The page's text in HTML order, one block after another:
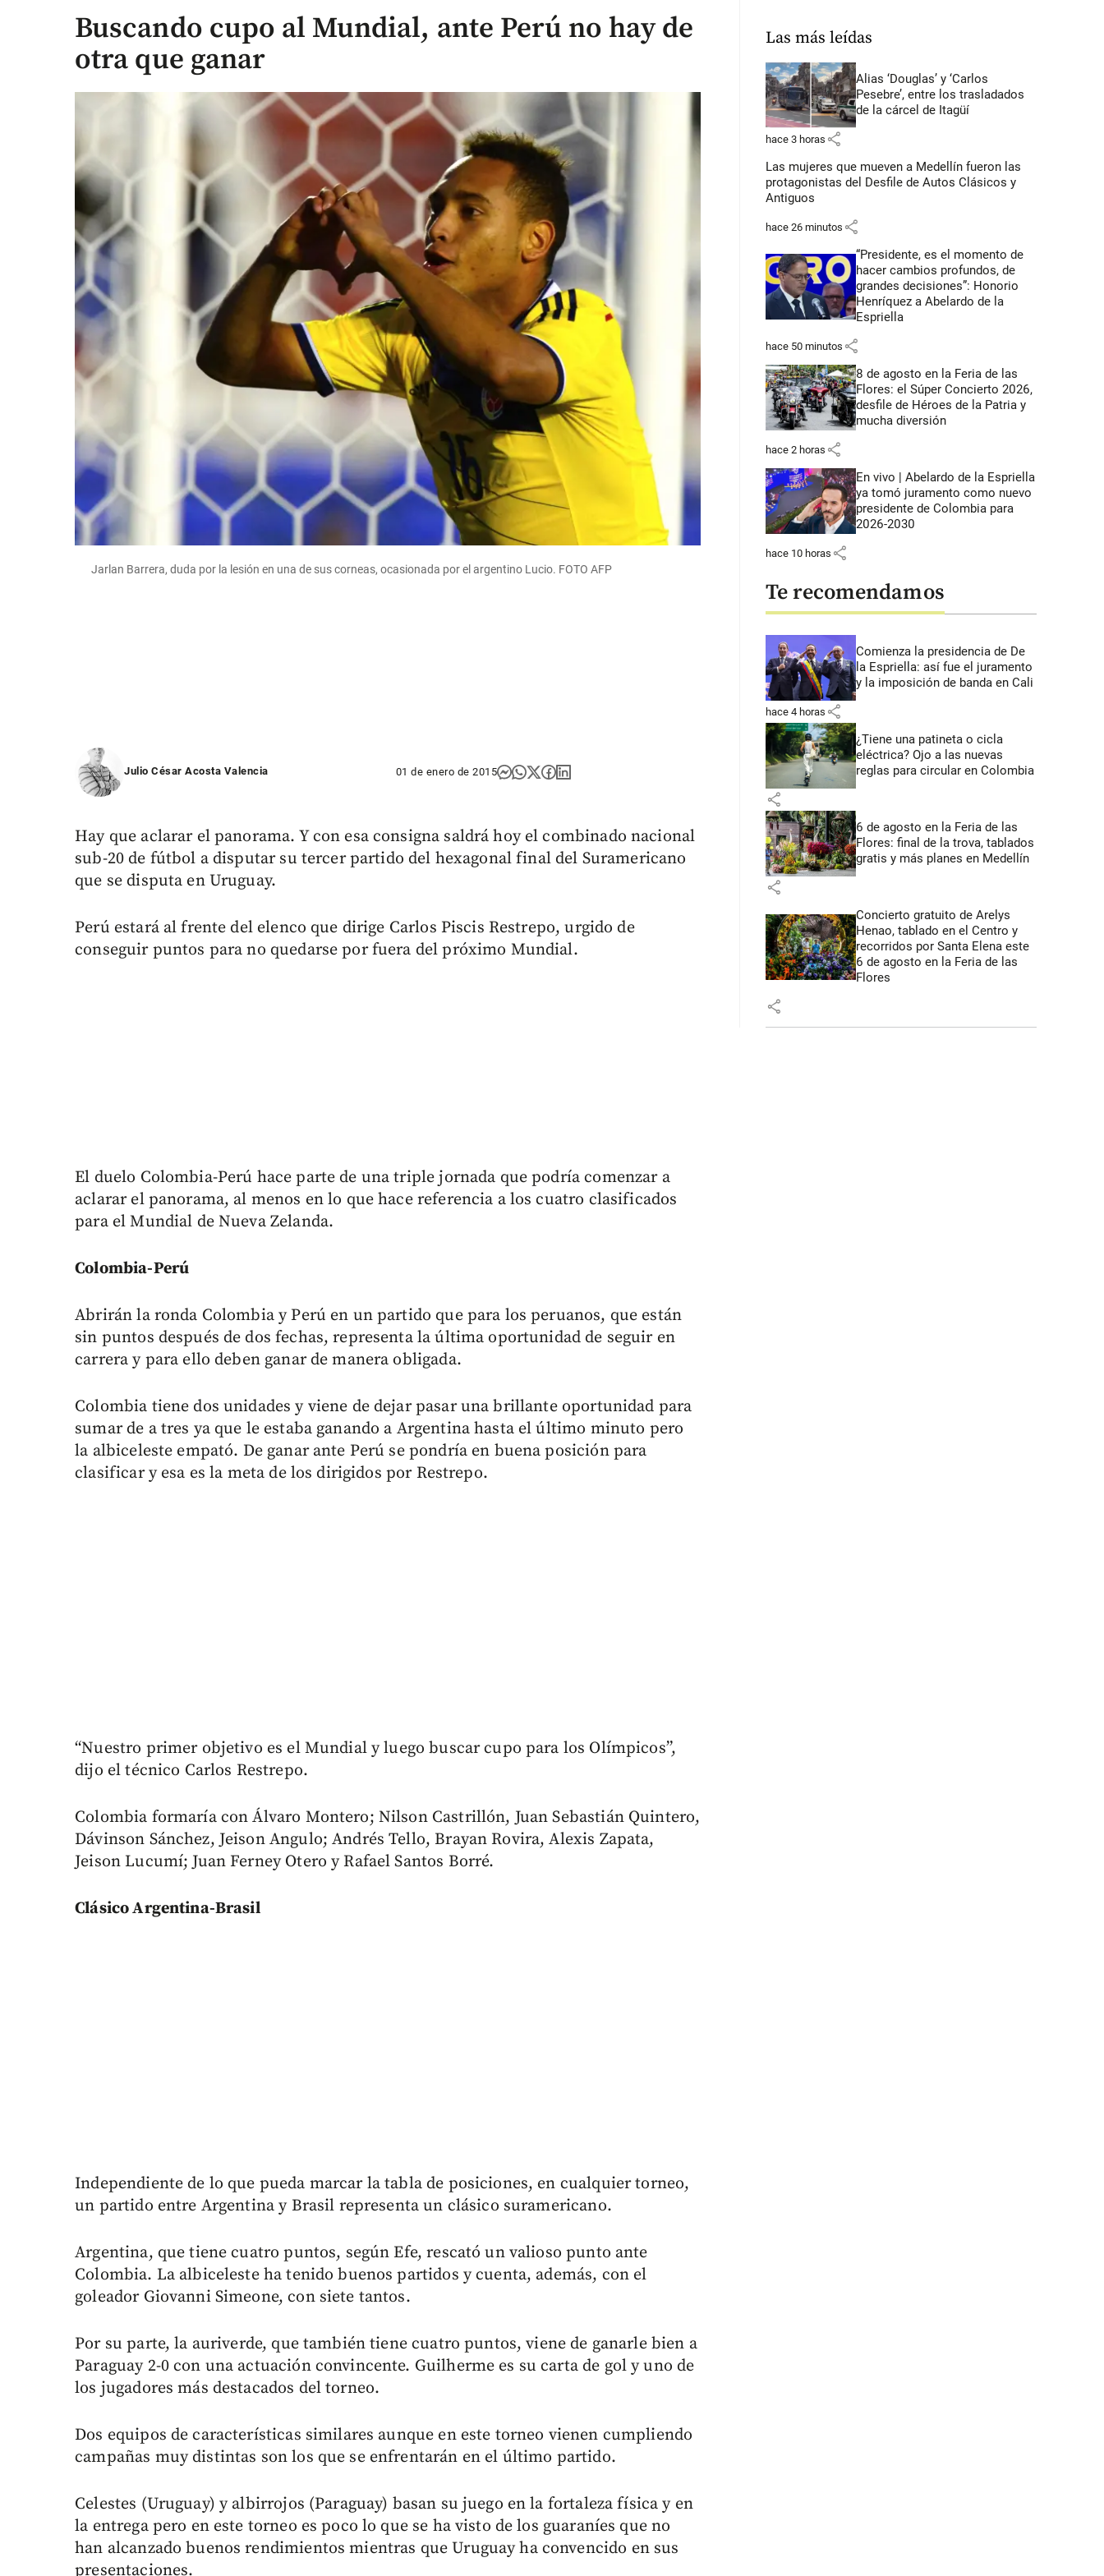
Buscando cupo al Mundial, ante Perú no hay de
otra que ganar
Jarlan Barrera, duda por la lesión en una de sus corneas, ocasionada por el argentino Lucio. FOTO AFP
Julio César Acosta Valencia 01 de enero de 2015
Hay que aclarar el panorama. Y con esa consigna saldrá hoy el combinado nacional
sub-20 de fútbol a disputar su tercer partido del hexagonal final del Suramericano
que se disputa en Uruguay.
Perú estará al frente del elenco que dirige Carlos Piscis Restrepo, urgido de
conseguir puntos para no quedarse por fuera del próximo Mundial.
El duelo Colombia-Perú hace parte de una triple jornada que podría comenzar a
aclarar el panorama, al menos en lo que hace referencia a los cuatro clasificados
para el Mundial de Nueva Zelanda.
Colombia-Perú
Abrirán la ronda Colombia y Perú en un partido que para los peruanos, que están
sin puntos después de dos fechas, representa la última oportunidad de seguir en
carrera y para ello deben ganar de manera obligada.
Colombia tiene dos unidades y viene de dejar pasar una brillante oportunidad para
sumar de a tres ya que le estaba ganando a Argentina hasta el último minuto pero
la albiceleste empató. De ganar ante Perú se pondría en buena posición para
clasificar y esa es la meta de los dirigidos por Restrepo.
“Nuestro primer objetivo es el Mundial y luego buscar cupo para los Olímpicos”,
dijo el técnico Carlos Restrepo.
Colombia formaría con Álvaro Montero; Nilson Castrillón, Juan Sebastián Quintero,
Dávinson Sánchez, Jeison Angulo; Andrés Tello, Brayan Rovira, Alexis Zapata,
Jeison Lucumí; Juan Ferney Otero y Rafael Santos Borré.
Clásico Argentina-Brasil
Independiente de lo que pueda marcar la tabla de posiciones, en cualquier torneo,
un partido entre Argentina y Brasil representa un clásico suramericano.
Argentina, que tiene cuatro puntos, según Efe, rescató un valioso punto ante
Colombia. La albiceleste ha tenido buenos partidos y cuenta, además, con el
goleador Giovanni Simeone, con siete tantos.
Por su parte, la auriverde, que también tiene cuatro puntos, viene de ganarle bien a
Paraguay 2-0 con una actuación convincente. Guilherme es su carta de gol y uno de
los jugadores más destacados del torneo.
Dos equipos de características similares aunque en este torneo vienen cumpliendo
campañas muy distintas son los que se enfrentarán en el último partido.
Celestes (Uruguay) y albirrojos (Paraguay) basan su juego en la fortaleza física y en
la entrega pero en este torneo es poco lo que se ha visto de los guaraníes que no
han alcanzado buenos rendimientos mientras que Uruguay ha convencido en sus
presentaciones.
Las más leídas
Alias ‘Douglas’ y ‘Carlos
Pesebre’, entre los trasladados
de la cárcel de Itagüí
hace 3 horas share
Las mujeres que mueven a Medellín fueron las
protagonistas del Desfile de Autos Clásicos y
Antiguos
hace 26 minutos share
“Presidente, es el momento de
hacer cambios profundos, de
grandes decisiones”: Honorio
Henríquez a Abelardo de la
Espriella
hace 50 minutos share
8 de agosto en la Feria de las
Flores: el Súper Concierto 2026,
desfile de Héroes de la Patria y
mucha diversión
hace 2 horas share
En vivo | Abelardo de la Espriella
ya tomó juramento como nuevo
presidente de Colombia para
2026-2030
hace 10 horas share
Te recomendamos
Comienza la presidencia de De
la Espriella: así fue el juramento
y la imposición de banda en Cali
hace 4 horas share
¿Tiene una patineta o cicla
eléctrica? Ojo a las nuevas
reglas para circular en Colombia
share
6 de agosto en la Feria de las
Flores: final de la trova, tablados
gratis y más planes en Medellín
share
Concierto gratuito de Arelys
Henao, tablado en el Centro y
recorridos por Santa Elena este
6 de agosto en la Feria de las
Flores
share